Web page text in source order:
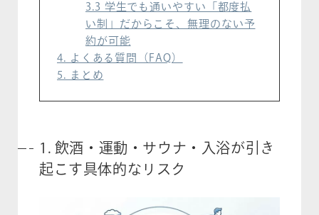
3.3 学生でも通いやすい「都度払
い制」だからこそ、無理のない予
約が可能
4. よくある質問（FAQ）
5. まとめ
1. 飲酒・運動・サウナ・入浴が引き
起こす具体的なリスク